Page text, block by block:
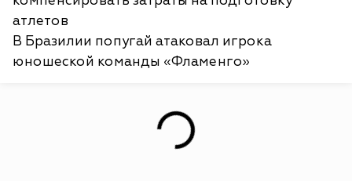
атлетов
В Бразилии попугай атаковал игрока
юношеской команды «Фламенго»